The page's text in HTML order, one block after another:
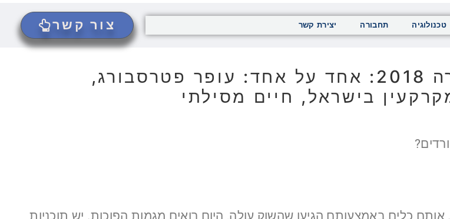
טכנולוגיה תחבורה יצירת קשר צור קשר
כנס ישראל לחניה תנועה ותחבורה 2018: אחד על אחד: עופר פטרסבורג,
בישראל, חיים מסילתי
כלים באמצעותם הגיעו שהשוק עולה, היום רואים מגמות הפוכות. יש תוכניות